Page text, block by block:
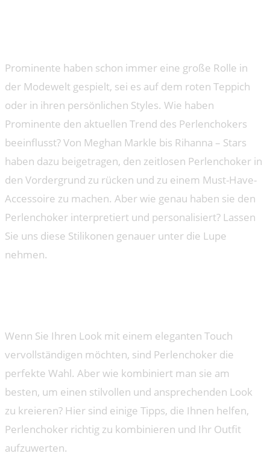
Prominente haben schon immer eine große Rolle in
der Modewelt gespielt, sei es auf dem roten Teppich
oder in ihren persönlichen Styles. Wie haben
Prominente den aktuellen Trend des Perlenchokers
beeinflusst? Von Meghan Markle bis Rihanna – Stars
haben dazu beigetragen, den zeitlosen Perlenchoker in
den Vordergrund zu rücken und zu einem Must-Have-
Accessoire zu machen. Aber wie genau haben sie den
Perlenchoker interpretiert und personalisiert? Lassen
Sie uns diese Stilikonen genauer unter die Lupe
nehmen.
Wenn Sie Ihren Look mit einem eleganten Touch
vervollständigen möchten, sind Perlenchoker die
perfekte Wahl. Aber wie kombiniert man sie am
besten, um einen stilvollen und ansprechenden Look
zu kreieren? Hier sind einige Tipps, die Ihnen helfen,
Perlenchoker richtig zu kombinieren und Ihr Outfit
aufzuwerten.